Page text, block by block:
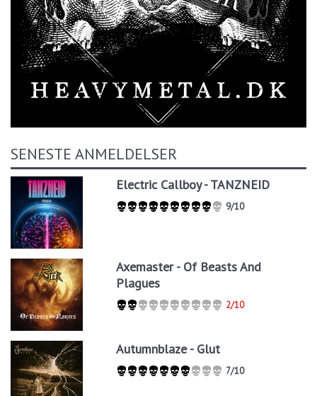
SENESTE ANMELDELSER
Electric Callboy - TANZNEID
9/10
Axemaster - Of Beasts And
Plagues
2/10
Autumnblaze - Glut
7/10